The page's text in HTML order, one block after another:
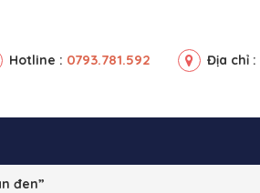
Hotline : 0793.781.592 Địa chỉ :
đen”